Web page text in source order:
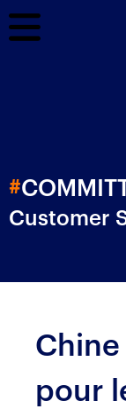
#
Customer
Chine
pour